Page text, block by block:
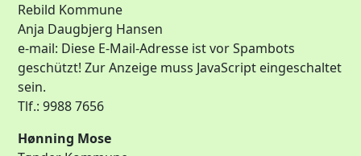
Rebild Kommune
Anja Daugbjerg Hansen
e-mail: Diese E-Mail-Adresse ist vor Spambots
geschützt! Zur Anzeige muss JavaScript eingeschaltet
sein.
Tlf.: 9988 7656
Hønning Mose